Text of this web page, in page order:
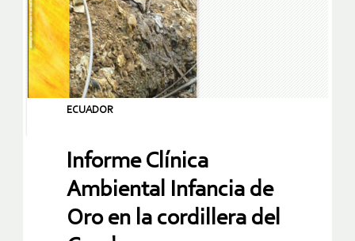
ECUADOR
Informe Clínica
Ambiental Infancia de
Oro en la cordillera del